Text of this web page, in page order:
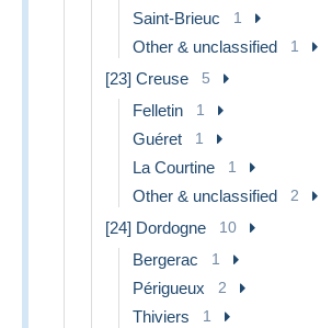
Saint-Brieuc 1
Other & unclassified 1
[23] Creuse 5
Felletin 1
Guéret 1
La Courtine 1
Other & unclassified 2
[24] Dordogne 10
Bergerac 1
Périgueux 2
Thiviers 1